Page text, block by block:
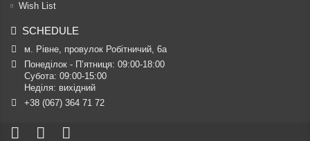
Wish List
SCHEDULE
м. Рівне, провулок Робітничий, 6а
Понеділок - П’ятниця: 09:00-18:00
Субота: 09:00-15:00
Неділя: вихідний
+38 (067) 364 71 72